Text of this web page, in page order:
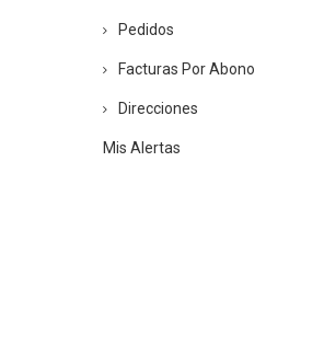
Pedidos
Facturas Por Abono
Direcciones
Mis Alertas